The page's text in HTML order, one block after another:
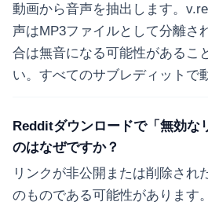
動画から音声を抽出します。
声はMP3ファイルとして分離さ
合は無音になる可能性があるこ
い。すべてのサブレディットで
Redditダウンロードで「無効な
のはなぜですか？
リンクが非公開または削除され
のものである可能性があります